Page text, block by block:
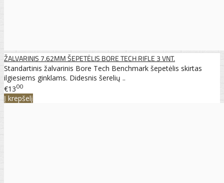
ŽALVARINIS 7.62MM ŠEPETĖLIS BORE TECH RIFLE 3 VNT.
Standartinis žalvarinis Bore Tech Benchmark šepetėlis skirtas
ilgiesiems ginklams. Didesnis šerelių ..
€1300
Į krepšelį